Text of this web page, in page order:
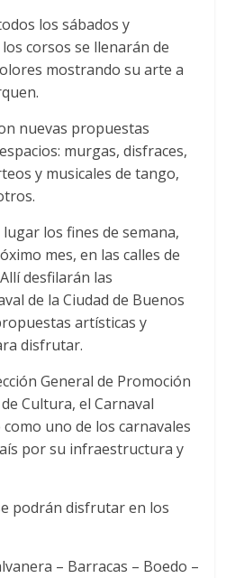
los sábados y
corsos se llenarán de
mostrando su arte a
nuevas propuestas
murgas, disfraces,
y musicales de tango,
los fines de semana,
mes, en las calles de
desfilarán las
de la Ciudad de Buenos
artísticas y
disfrutar.
General de Promoción
Cultura, el Carnaval
uno de los carnavales
por su infraestructura y
podrán disfrutar en los
– Barracas – Boedo –